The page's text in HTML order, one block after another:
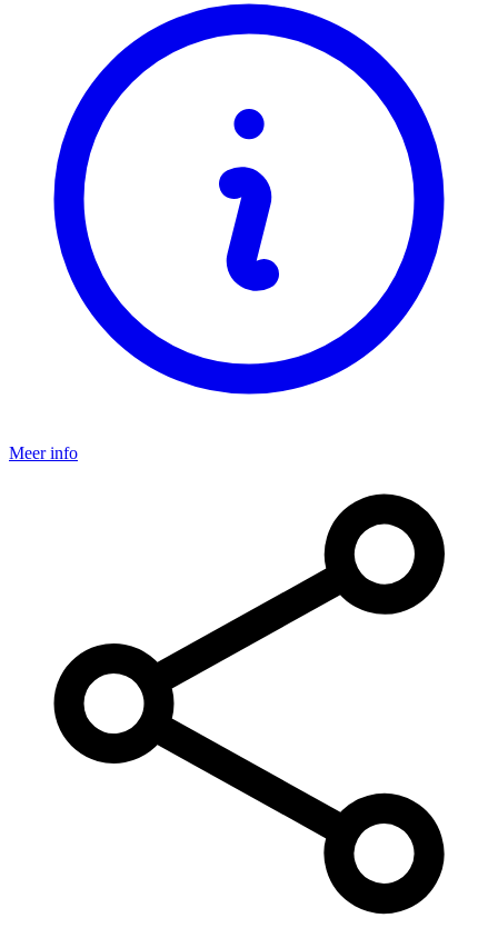
Meer info